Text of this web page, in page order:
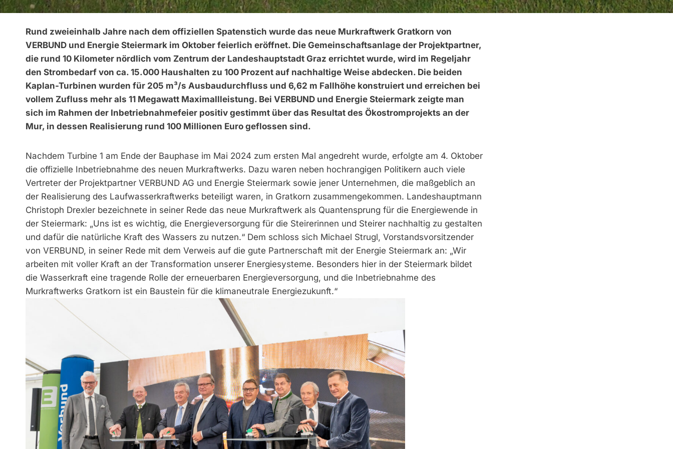
Rund zweieinhalb Jahre nach dem offiziellen Spatenstich wurde das neue Murkraftwerk Gratkorn von
VERBUND und Energie Steiermark im Oktober feierlich eröffnet. Die Gemeinschaftsanlage der Projektpartner,
die rund 10 Kilometer nördlich vom Zentrum der Landeshauptstadt Graz errichtet wurde, wird im Regeljahr
den Strombedarf von ca. 15.000 Haushalten zu 100 Prozent auf nachhaltige Weise abdecken. Die beiden
Kaplan-Turbinen wurden für 205 m³/s Ausbaudurchfluss und 6,62 m Fallhöhe konstruiert und erreichen bei
vollem Zufluss mehr als 11 Megawatt Maximallleistung. Bei VERBUND und Energie Steiermark zeigte man
sich im Rahmen der Inbetriebnahmefeier positiv gestimmt über das Resultat des Ökostromprojekts an der
Mur, in dessen Realisierung rund 100 Millionen Euro geflossen sind.
Nachdem Turbine 1 am Ende der Bauphase im Mai 2024 zum ersten Mal angedreht wurde, erfolgte am 4. Oktober
die offizielle Inbetriebnahme des neuen Murkraftwerks. Dazu waren neben hochrangigen Politikern auch viele
Vertreter der Pro­jekt­­partner VERBUND AG und Energie Steier­mark sowie jener Unternehmen, die maß­­geblich an
der Realisierung des Lauf­wasser­­kraftwerks beteiligt waren, in Gratkorn zu­­­sammengekommen. Landeshauptmann
Chris­toph­ Drexler bezeichnete in seiner Rede das neue Murkraftwerk als Quantensprung für die Energiewende in
der Steiermark: „Uns ist es wichtig, die Energieversorgung für die Steirerinnen und Steirer nachhaltig zu gestalten
und dafür die natürliche Kraft des Wassers zu nutzen.“ Dem schloss sich Michael Strugl, Vorstandsvorsitzender
von VERBUND, in seiner Rede mit dem Verweis auf die gute Partnerschaft mit der Energie Steiermark an: „Wir
arbeiten mit voller Kraft an der Transformation unserer Energiesysteme. Besonders hier in der Steiermark bildet
die Wasserkraft eine tragende Rolle der erneuerbaren Energieversorgung, und die Inbetriebnahme des
Murkraftwerks Gratkorn ist ein Baustein für die klimaneutrale Energiezukunft.“